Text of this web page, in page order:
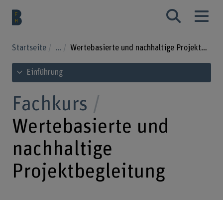
Startseite ... Wertebasierte und nachhaltige Projektbegleitung
Inhaltsverzeichnis ansehen
Einführung
Fachkurs
Wertebasierte und
nachhaltige
Projektbegleitung